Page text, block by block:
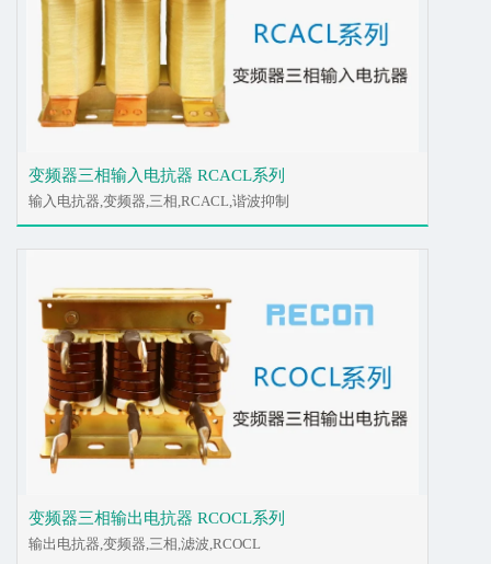
变频器三相输入电抗器 RCACL系列
输入电抗器,变频器,三相,RCACL,谐波抑制
变频器三相输出电抗器 RCOCL系列
输出电抗器,变频器,三相,滤波,RCOCL